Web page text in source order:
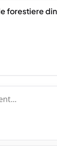
forestiere